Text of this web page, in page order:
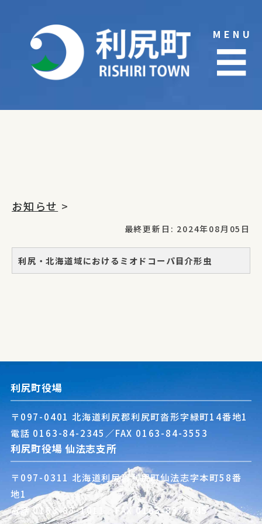
content
MENU
☰
お知らせ >
最終更新日: 2024年08月05日
利尻・北海道域におけるミオドコーパ目介形虫
利尻町役場
〒097-0401 北海道利尻郡利尻町沓形字緑町14番地1
電話 0163-84-2345 ／FAX 0163-84-3553
利尻町役場 仙法志支所
〒097-0311 北海道利尻郡利尻町仙法志字本町58番
地1
電話0163-85-1011 ／FAX 0163-85-1745